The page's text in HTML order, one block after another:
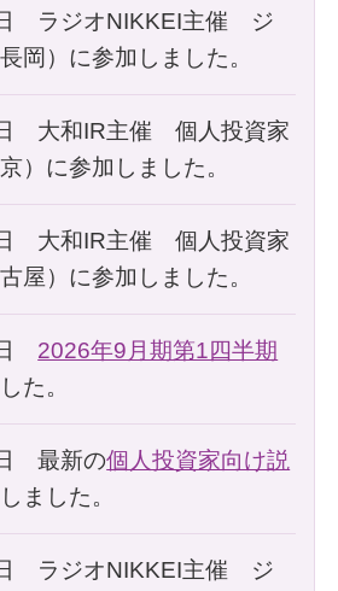
ラジオNIKKEI主催 ジ
岡）に参加しました。
大和IR主催 個人投資家
）に参加しました。
大和IR主催 個人投資家
屋）に参加しました。
2026年9月期第1四半期
た。
最新の個人投資家向け説
ました。
ラジオNIKKEI主催 ジ